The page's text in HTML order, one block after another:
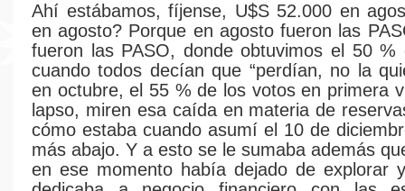
Ahí estábamos, fíjense, U$S 52.000 en
en agosto? Porque en agosto fueron las
fueron las PASO, donde obtuvimos el 50 %
cuando todos decían que “perdían, no la
en octubre, el 55 % de los votos en primera
lapso, miren esa caída en materia de
cómo estaba cuando asumí el 10 de
más abajo. Y a esto se le sumaba además
en ese momento había dejado de explorar